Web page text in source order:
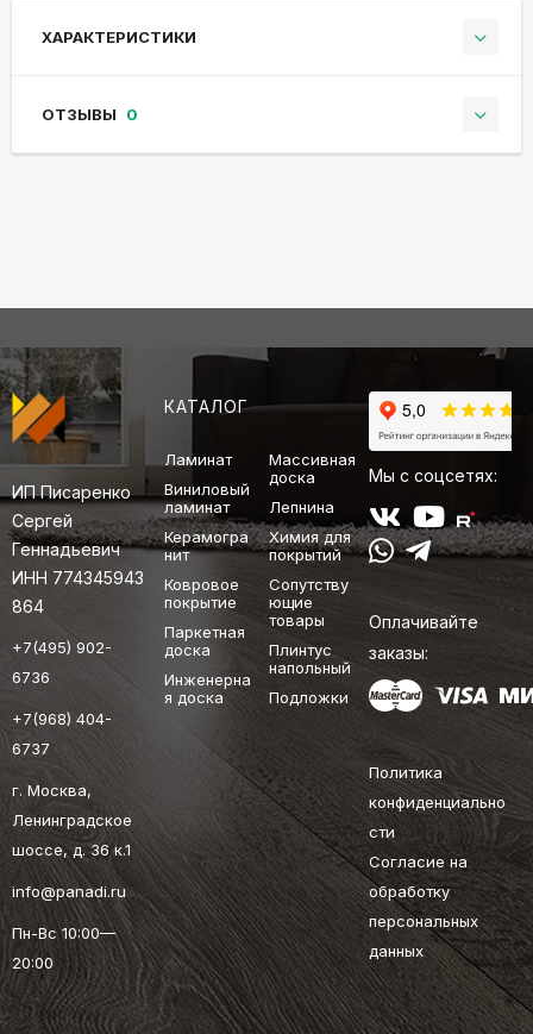
ХАРАКТЕРИСТИКИ
ОТЗЫВЫ 0
ИП Писаренко
Сергей
Геннадьевич
ИНН 774345943
864
+7(495) 902-
6736
+7(968) 404-
6737
г. Москва,
Ленинградское
шоссе, д. 36 к.1
info@panadi.ru
Пн-Вс 10:00—
20:00
КАТАЛОГ
Ламинат
Виниловый
ламинат
Керамогра
нит
Ковровое
покрытие
Паркетная
доска
Инженерна
я доска
Массивная
доска
Лепнина
Химия для
покрытий
Сопутству
ющие
товары
Плинтус
напольный
Подложки
Мы с соцсетях:
Оплачивайте
заказы:
Политика
конфиденциально
сти
Согласие на
обработку
персональных
данных